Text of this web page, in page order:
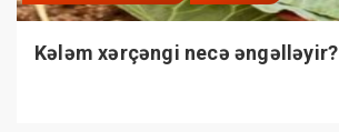
Kələm xərçəngi necə əngəlləyir?